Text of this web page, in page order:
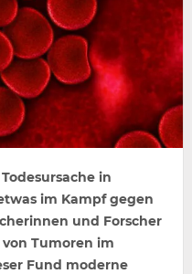
in
im Kampf gegen
und Forscher
Tumoren im
Fund moderne